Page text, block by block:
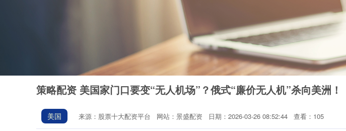
策略配资 美国家门口要变“无人机场”？俄式“廉价无人机”杀向美洲！
美国 来源：股票十大配资平台 网站：景盛配资 日期：2026-03-26 08:52:44 查看：105